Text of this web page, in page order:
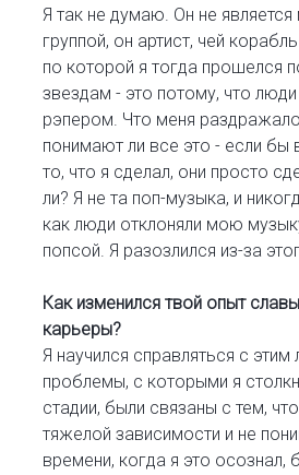
Я так не думаю. Он не
группой, он артист, чей
по которой я тогда прошелся
звездам - это потому, что
рэпером. Что меня
понимают ли все это - если бы
то, что я сделал, они просто
ли? Я не та поп-музыка, и
как люди отклоняли мою
попсой. Я разозлился из-за
Как изменился твой опыт
карьеры?
Я научился справляться с
проблемы, с которыми я
стадии, были связаны с тем,
тяжелой зависимости и не
времени, когда я это